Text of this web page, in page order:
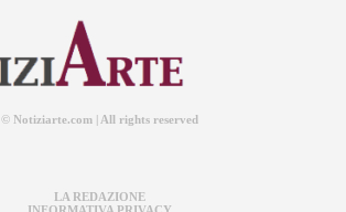
© Notiziarte.com | All rights reserved
LA REDAZIONE